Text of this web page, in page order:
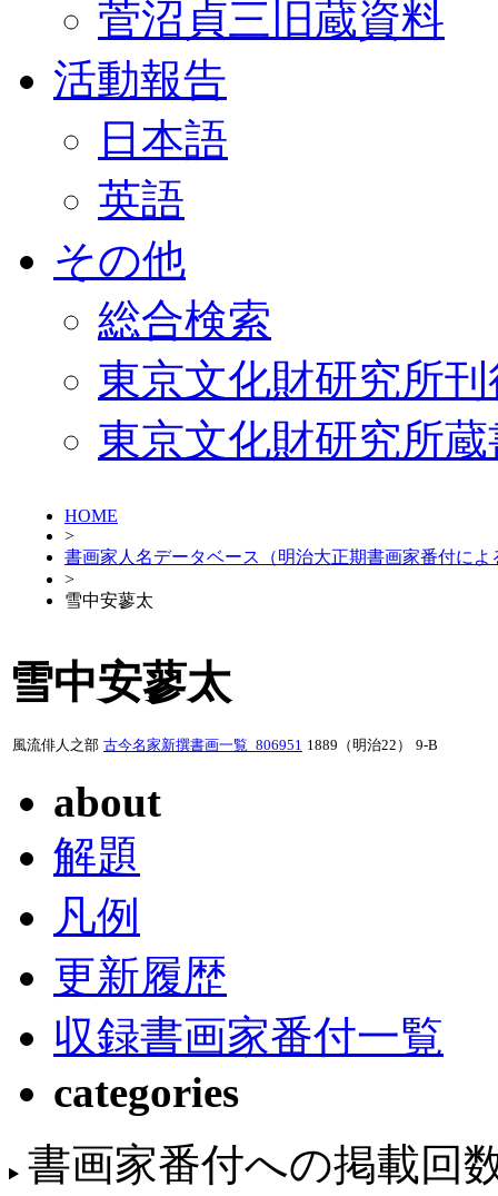
菅沼貞三旧蔵資料
活動報告
日本語
英語
その他
総合検索
東京文化財研究所
東京文化財研究所
HOME
>
書画家人名データベース（明治大正期書画家番付によ
>
雪中安蓼太
雪中安蓼太
風流俳人之部 古今名家新撰書画一覧_806951 1889（明治22） 9-B
about
解題
凡例
更新履歴
収録書画家番付一覧
categories
書画家番付への掲載回